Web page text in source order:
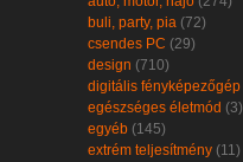
buli, party, pia (72)
csendes PC (29)
design (710)
digitális fényképezőgép
egészséges életmód (3)
egyéb (145)
extrém teljesítmény (11)